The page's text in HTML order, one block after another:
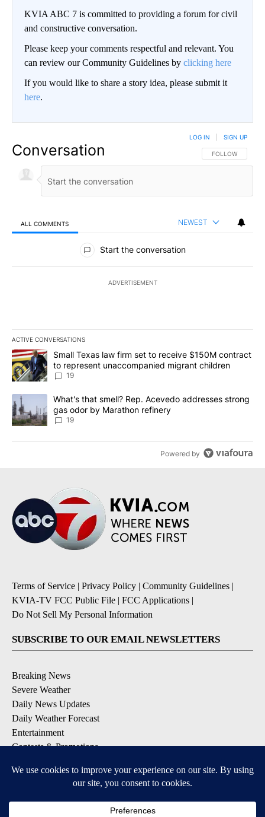
KVIA ABC 7 is committed to providing a forum for civil
and constructive conversation.
Please keep your comments respectful and relevant. You
can review our Community Guidelines by clicking here
If you would like to share a story idea, please submit it
here.
Conversation FOLLOW THIS
FOLLOW
LOG IN SIGN UP
ALL COMMENTS NEWEST
All Comments
Start the conversation
ADVERTISEMENT
ACTIVE CONVERSATIONS
The following is a list of the most commented articles in the last
A trending article titled "Small Texas law firm set to receive
Small Texas law firm set to receive $150M contract
to represent unaccompanied migrant children
19
A trending article titled "What's that smell? Rep. Acevedo
What's that smell? Rep. Acevedo addresses strong
gas odor by Marathon refinery
19
Powered by
Terms of Service | Privacy Policy | Community Guidelines |
KVIA-TV FCC Public File | FCC Applications |
Do Not Sell My Personal Information
SUBSCRIBE TO OUR EMAIL NEWSLETTERS
Breaking News
Severe Weather
Daily News Updates
Daily Weather Forecast
Entertainment
Contests & Promotions
DOWNLOAD OUR APPS
Available for iOS and Android